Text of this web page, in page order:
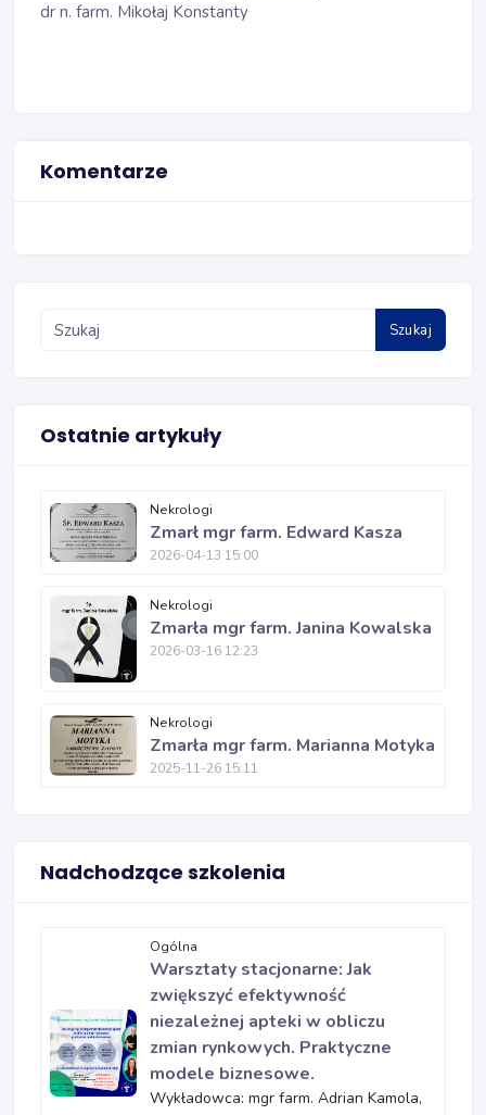
dr n. farm. Mikołaj Konstanty
Komentarze
Szukaj
Ostatnie artykuły
Nekrologi
Zmarł mgr farm. Edward Kasza
2026-04-13 15:00
Nekrologi
Zmarła mgr farm. Janina Kowalska
2026-03-16 12:23
Nekrologi
Zmarła mgr farm. Marianna Motyka
2025-11-26 15:11
Nadchodzące szkolenia
Ogólna
Warsztaty stacjonarne: Jak
zwiększyć efektywność
niezależnej apteki w obliczu
zmian rynkowych. Praktyczne
modele biznesowe.
Wykładowca: mgr farm. Adrian Kamola,